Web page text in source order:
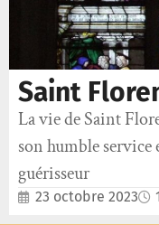
Saint
La vie de Saint
son humble
guérisseur
23 octobre 2023